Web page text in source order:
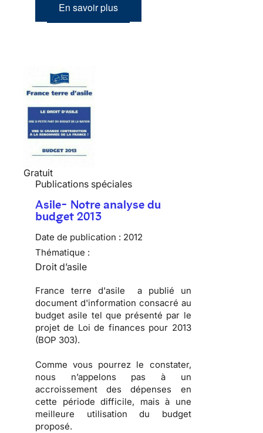
En savoir plus
Gratuit
Publications spéciales
Asile- Notre analyse du
budget 2013
Date de publication : 2012
Thématique :
Droit d’asile
France terre d'asile a publié un
document d'information consacré au
budget asile tel que présenté par le
projet de Loi de finances pour 2013
(BOP 303).
Comme vous pourrez le constater,
nous n’appelons pas à un
accroissement des dépenses en
cette période difficile, mais à une
meilleure utilisation du budget
proposé.